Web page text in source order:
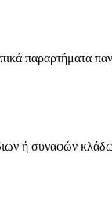
παραρτήματα
ή συναφών